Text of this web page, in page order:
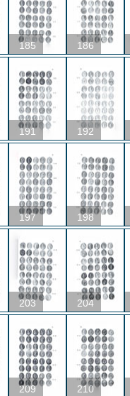
185 186
191 192
197 198
203 204
209 210